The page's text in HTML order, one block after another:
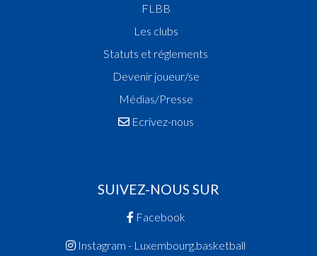
FLBB
Les clubs
Statuts et réglements
Devenir joueur/se
Médias/Presse
Ecrivez-nous
SUIVEZ-NOUS SUR
Facebook
Instagram - Luxembourg.basketball